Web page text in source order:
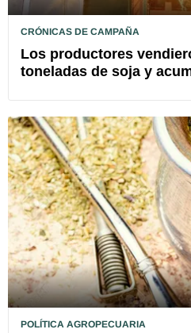
CRÓNICAS DE CAMPAÑA
Los productores
toneladas de soja y
POLÍTICA AGROPECUARIA